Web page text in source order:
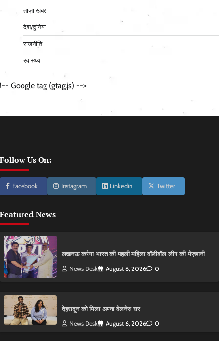
ताज़ा खबर
देश/दुनिया
राजनीति
स्वास्थ्य
!-- Google tag (gtag.js) -->
Follow Us On:
Facebook Instagram Linkedin Twitter
Featured News
लखनऊ करेगा भारत की पहली महिला वॉलीबॉल लीग की मेज़बानी
News Desk August 6, 2026 0
देहरादून को मिला अपना वेलनेस घर
News Desk August 6, 2026 0